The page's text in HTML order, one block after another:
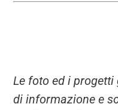
Le foto ed i
di informazione e